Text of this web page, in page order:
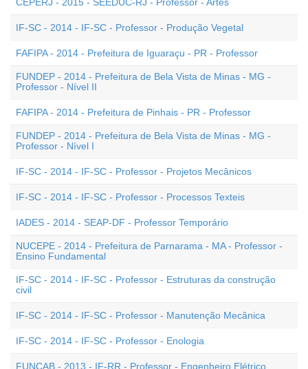
IF-SC - 2014 - IF-SC - Professor - Produção Vegetal
FAFIPA - 2014 - Prefeitura de Iguaraçu - PR - Professor
FUNDEP - 2014 - Prefeitura de Bela Vista de Minas - MG -
Professor - Nível II
FAFIPA - 2014 - Prefeitura de Pinhais - PR - Professor
FUNDEP - 2014 - Prefeitura de Bela Vista de Minas - MG -
Professor - Nível I
IF-SC - 2014 - IF-SC - Professor - Projetos Mecânicos
IF-SC - 2014 - IF-SC - Professor - Processos Texteis
IADES - 2014 - SEAP-DF - Professor Temporário
NUCEPE - 2014 - Prefeitura de Parnarama - MA - Professor -
Ensino Fundamental
IF-SC - 2014 - IF-SC - Professor - Estruturas da construção
civil
IF-SC - 2014 - IF-SC - Professor - Manutenção Mecânica
IF-SC - 2014 - IF-SC - Professor - Enologia
FUNCAB - 2013 - IF-RR - Professor - Engenheiro Elétrico